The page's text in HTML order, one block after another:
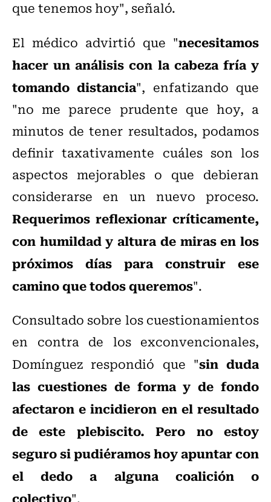
que tenemos hoy", señaló.
El médico advirtió que "necesitamos
hacer un análisis con la cabeza fría y
tomando distancia", enfatizando que
"no me parece prudente que hoy, a
minutos de tener resultados, podamos
definir taxativamente cuáles son los
aspectos mejorables o que debieran
considerarse en un nuevo proceso.
Requerimos reflexionar críticamente,
con humildad y altura de miras en los
próximos días para construir ese
camino que todos queremos".
Consultado sobre los cuestionamientos
en contra de los exconvencionales,
Domínguez respondió que "sin duda
las cuestiones de forma y de fondo
afectaron e incidieron en el resultado
de este plebiscito. Pero no estoy
seguro si pudiéramos hoy apuntar con
el dedo a alguna coalición o
colectivo".